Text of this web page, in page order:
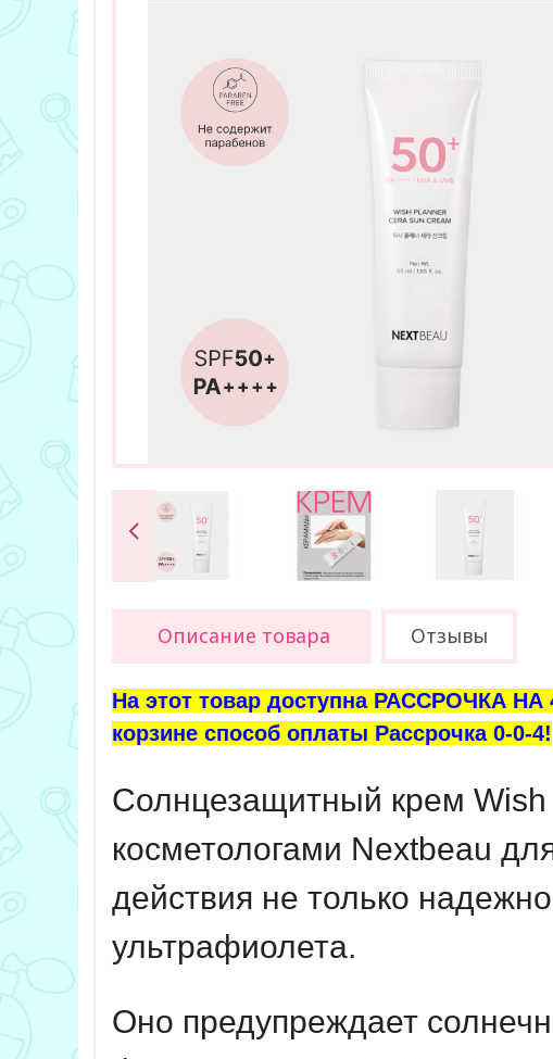
Описание товара Отзывы
На этот товар доступна РАССРОЧКА
корзине способ оплаты Рассрочка 0-0-4!
Солнцезащитный крем Wish
косметологами Nextbeau
действия не только
ультрафиолета.
Оно предупреждает